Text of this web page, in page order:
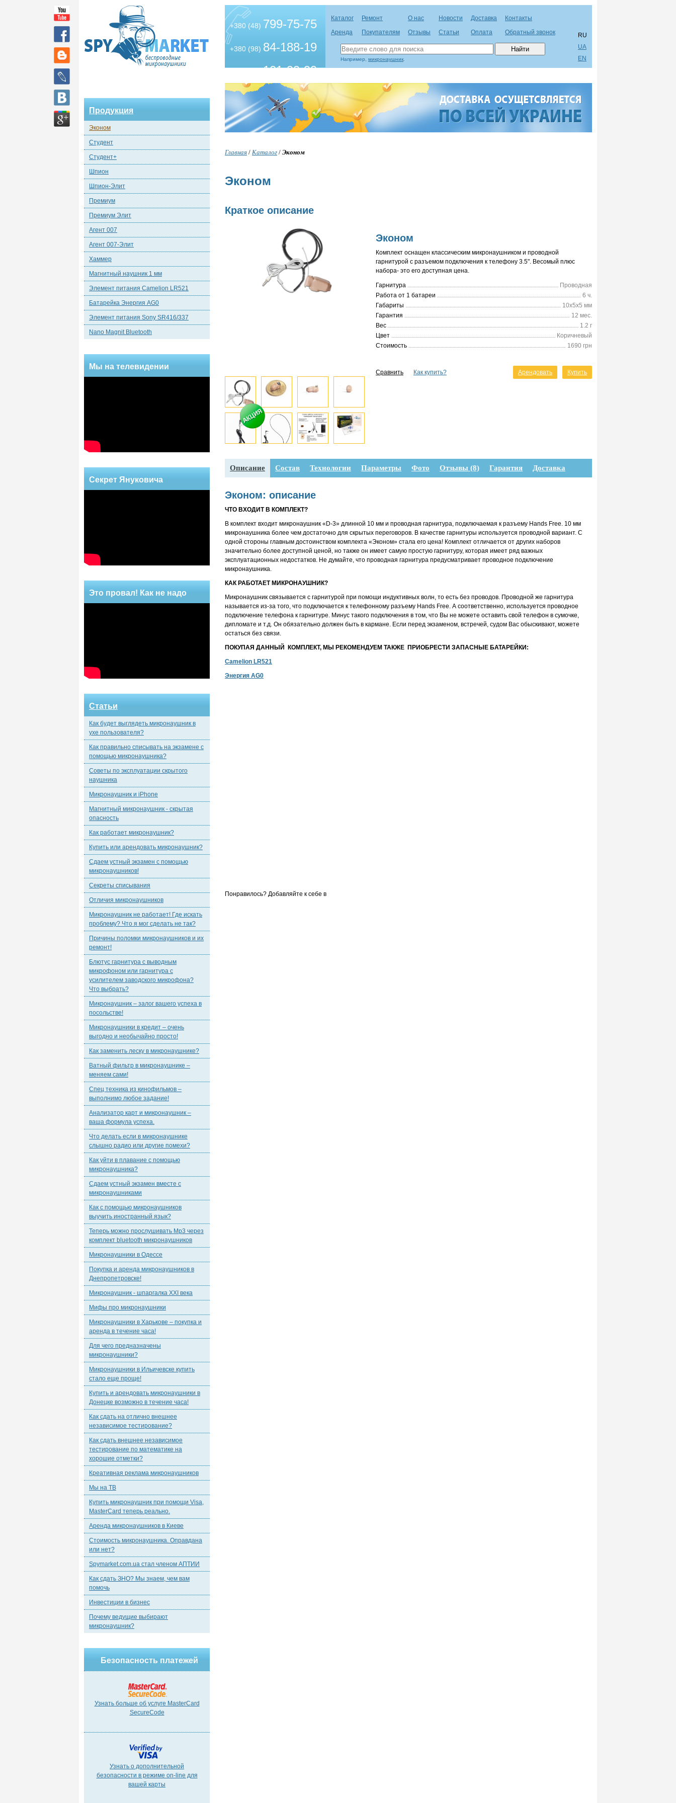
+380 (48) 799-75-75
+380 (98) 84-188-19
101-99-99
Каталог
Аренда
Ремонт
Покупателям
О нас
Отзывы
Новости
Статьи
Доставка
Оплата
Контакты
Обратный звонок
Например, микронаушник
RU
UA
EN
Продукция
Эконом
Студент
Студент+
Шпион
Шпион-Элит
Премиум
Премиум Элит
Агент 007
Агент 007-Элит
Хаммер
Магнитный наушник 1 мм
Элемент питания Camelion LR521
Батарейка Энергия AG0
Элемент питания Sony SR416/337
Nano Magnit Bluetooth
Мы на телевидении
Секрет Януковича
Это провал! Как не надо
Статьи
Как будет выглядеть микронаушник в
ухе пользователя?
Как правильно списывать на экзамене с
помощью микронаушника?
Советы по эксплуатации скрытого
наушника
Микронаушник и iPhone
Магнитный микронаушник - скрытая
опасность
Как работает микронаушник?
Купить или арендовать микронаушник?
Сдаем устный экзамен с помощью
микронаушников!
Секреты списывания
Отличия микронаушников
Микронаушник не работает! Где искать
проблему? Что я мог сделать не так?
Причины поломки микронаушников и их
ремонт!
Блютус гарнитура с выводным
микрофоном или гарнитура с
усилителем заводского микрофона?
Что выбрать?
Микронаушник – залог вашего успеха в
посольстве!
Микронаушники в кредит – очень
выгодно и необычайно просто!
Как заменить леску в микронаушнике?
Ватный фильтр в микронаушнике –
меняем сами!
Спец техника из кинофильмов –
выполнимо любое задание!
Анализатор карт и микронаушник –
ваша формула успеха.
Что делать если в микронаушнике
слышно радио или другие помехи?
Как уйти в плавание с помощью
микронаушника?
Сдаем устный экзамен вместе с
микронаушниками
Как с помощью микронаушников
выучить иностранный язык?
Теперь можно прослушивать Mp3 через
комплект bluetooth микронаушников
Микронаушники в Одессе
Покупка и аренда микронаушников в
Днепропетровске!
Микронаушник - шпаргалка XXI века
Мифы про микронаушники
Микронаушники в Харькове – покупка и
аренда в течение часа!
Для чего предназначены
микронаушники?
Микронаушники в Ильичевске купить
стало еще проще!
Купить и арендовать микронаушники в
Донецке возможно в течение часа!
Как сдать на отлично внешнее
независимое тестирование?
Как сдать внешнее независимое
тестирование по математике на
хорошие отметки?
Креативная реклама микронаушников
Мы на ТВ
Купить микронаушник при помощи Visa,
MasterCard теперь реально.
Аренда микронаушников в Киеве
Стоимость микронаушника. Оправдана
или нет?
Spymarket.com.ua стал членом АПТИИ
Как сдать ЗНО? Мы знаем, чем вам
помочь
Инвестиции в бизнес
Почему ведущие выбирают
микронаушник?
Безопасность платежей
Узнать больше об услуге MasterCard
SecureCode
Узнать о дополнительной
безопасности в режиме on-line для
вашей карты
Главная / Каталог / Эконом
Эконом
Краткое описание
Эконом
Комплект оснащен классическим микронаушником и проводной
гарнитурой с разъемом подключения к телефону 3.5". Весомый плюс
набора- это его доступная цена.
Гарнитура
Проводная
Работа от 1 батареи
6 ч.
Габариты
10x5x5 мм
Гарантия
12 мес.
Вес
1.2 г
Цвет
Коричневый
Стоимость
1690 грн
Сравнить Как купить? Купить
Арендовать
Описание Состав Технологии Параметры Фото Отзывы (8) Гарантия Доставка
Эконом: описание
ЧТО ВХОДИТ В КОМПЛЕКТ?
В комплект входит микронаушник «D-3» длинной 10 мм и проводная гарнитура, подключаемая к разъему Hands Free. 10 мм
микронаушника более чем достаточно для скрытых переговоров. В качестве гарнитуры используется проводной вариант. С
одной стороны главным достоинством комплекта «Эконом» стала его цена! Комплект отличается от других наборов
значительно более доступной ценой, но также он имеет самую простую гарнитуру, которая имеет ряд важных
эксплуатационных недостатков. Не думайте, что проводная гарнитура предусматривает проводное подключение
микронаушника.
КАК РАБОТАЕТ МИКРОНАУШНИК?
Микронаушник связывается с гарнитурой при помощи индуктивных волн, то есть без проводов. Проводной же гарнитура
называется из-за того, что подключается к телефонному разъему Hands Free. А соответственно, используется проводное
подключение телефона к гарнитуре. Минус такого подключения в том, что Вы не можете оставить свой телефон в сумочке,
дипломате и т.д. Он обязательно должен быть в кармане. Если перед экзаменом, встречей, судом Вас обыскивают, можете
остаться без связи.
ПОКУПАЯ ДАННЫЙ КОМПЛЕКТ, МЫ РЕКОМЕНДУЕМ ТАКЖЕ ПРИОБРЕСТИ ЗАПАСНЫЕ БАТАРЕЙКИ:
Camelion LR521
Энергия AG0
Понравилось? Добавляйте к себе в